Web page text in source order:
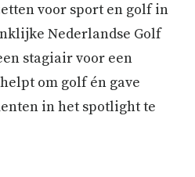
voor sport en golf in
Nederlandse Golf
stagiair voor een
om golf én gave
in het spotlight te